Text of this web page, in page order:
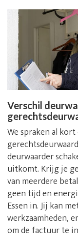
Verschil
We spraken al
deurwaarder
uitkomt. Krijg je
van meerdere
geen tijd en
Essen in. Jij kan
werkzaamheden,
om de factuur te